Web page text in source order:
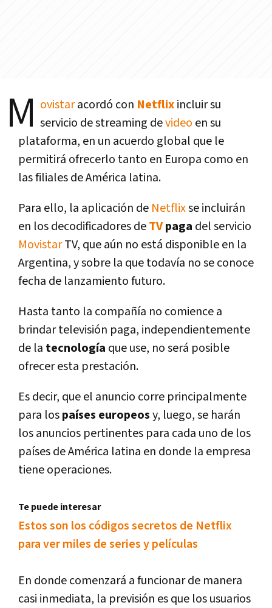
M ovistaracordó con Netflixincluir su
servicio de streaming devideo en su
plataforma, en un acuerdo global que le
permitirá ofrecerlo tanto en Europa como en
las filiales de América latina.
Para ello, la aplicación de Netflixse incluirán
en los decodificadores deTVpaga del servicio
MovistarTV, que aún no está disponible en la
Argentina, y sobre la que todaví­a no se conoce
fecha de lanzamiento futuro.
Hasta tanto la compañí­a no comience a
brindar televisión paga, independientemente
de la tecnologí­a que use, no será posible
ofrecer esta prestación.
Es decir, que el anuncio corre principalmente
para lospaí­ses europeosy, luego, se harán
los anuncios pertinentes para cada uno de los
paí­ses de América latina en donde la empresa
tiene operaciones.
Te puede interesar
Estos son los códigos secretos de Netflix
para ver miles de series y pelí­culas
En donde comenzará a funcionar de manera
casi inmediata, la previsión es que los usuarios